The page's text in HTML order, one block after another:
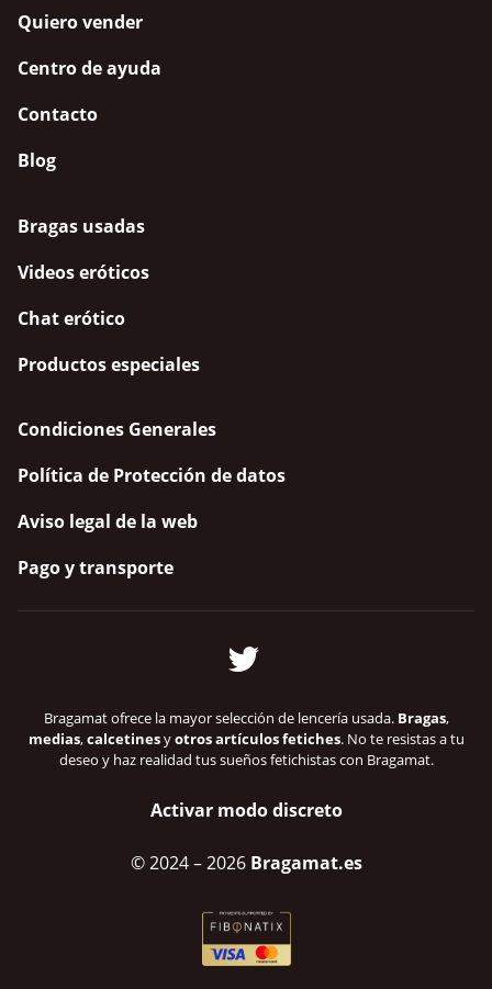
Quiero vender
Centro de ayuda
Contacto
Blog
Bragas usadas
Videos eróticos
Chat erótico
Productos especiales
Condiciones Generales
Política de Protección de datos
Aviso legal de la web
Pago y transporte
Bragamat ofrece la mayor selección de lencería usada. Bragas,
medias,calcetinesyotros artículos fetiches. No te resistas a tu
deseo y haz realidad tus sueños fetichistas con Bragamat.
Activar modo discreto
© 2024– 2026 Bragamat.es